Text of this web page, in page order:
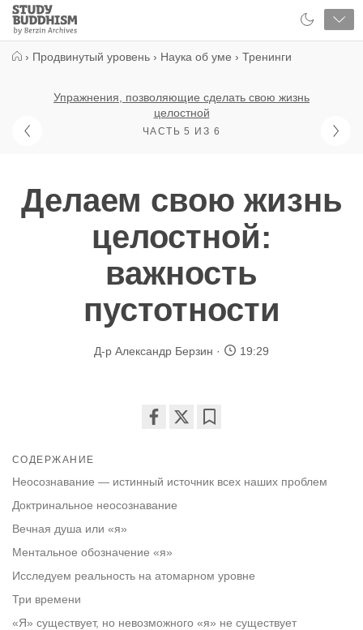
Close
Study
Buddhism
› Продвинутый уровень › Наука об уме › Тренинги
Упражнения, позволяющие сделать свою жизнь
целостной
ЧАСТЬ 5 ИЗ 6
Делаем свою жизнь
целостной:
важность
пустотности
Д-р Александр Берзин 19:29
facebook
СОДЕРЖАНИЕ
Неосознавание — истинный источник всех наших проблем
Доктринальное неосознавание
Вечная душа или «я»
Ментальное обозначение «я»
Исследуем реальность на атомарном уровне
Три времени
«Я» существует, но невозможного «я» не существует